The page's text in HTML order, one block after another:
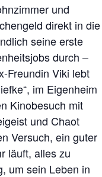
und
direkt in die
seine erste
durch ­­–
Freundin Viki lebt
im Eigenheim
Kinobesuch mit
und Chaot
Versuch, ein guter
läuft, alles zu
um sein Leben in